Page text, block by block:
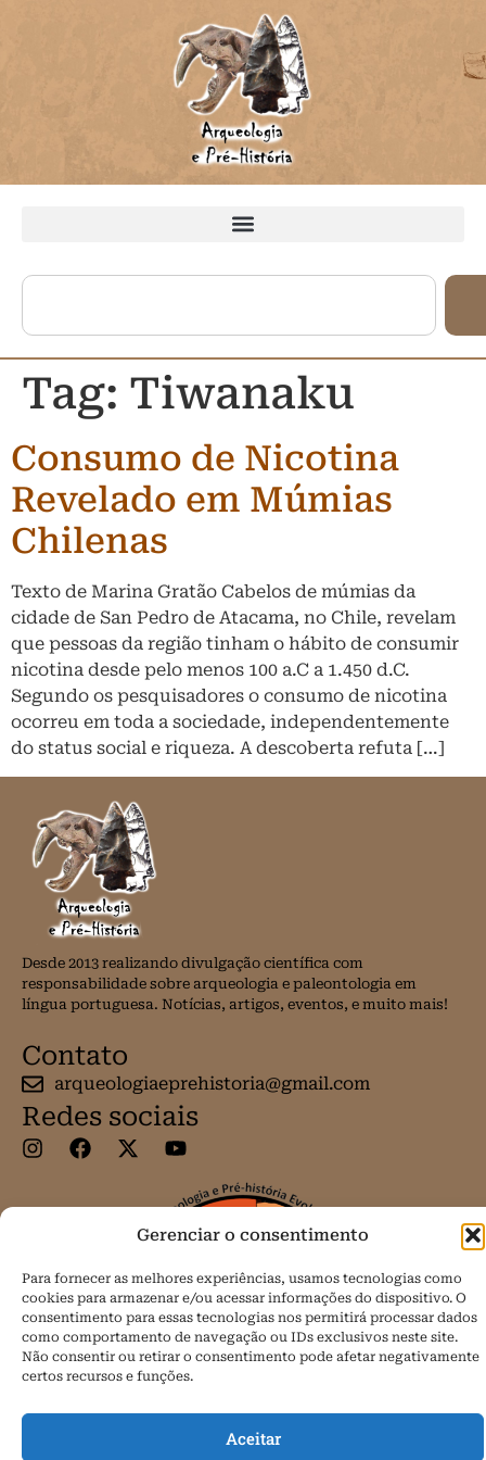
Gerenciar o consentimento
Para fornecer as melhores experiências, usamos tecnologias como
cookies para armazenar e/ou acessar informações do dispositivo. O
consentimento para essas tecnologias nos permitirá processar dados
como comportamento de navegação ou IDs exclusivos neste site.
Não consentir ou retirar o consentimento pode afetar negativamente
certos recursos e funções.
Aceitar
Tag: Tiwanaku
Consumo de Nicotina
Revelado em Múmias
Chilenas
Texto de Marina Gratão Cabelos de múmias da
cidade de San Pedro de Atacama, no Chile, revelam
que pessoas da região tinham o hábito de consumir
nicotina desde pelo menos 100 a.C a 1.450 d.C.
Segundo os pesquisadores o consumo de nicotina
ocorreu em toda a sociedade, independentemente
do status social e riqueza. A descoberta refuta […]
Desde 2013 realizando divulgação científica com
responsabilidade sobre arqueologia e paleontologia em
língua portuguesa. Notícias, artigos, eventos, e muito mais!
Contato
arqueologiaeprehistoria@gmail.com
Redes sociais